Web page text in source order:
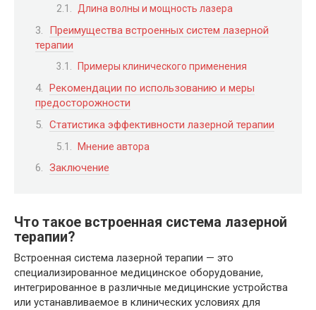
Длина волны и мощность лазера
Преимущества встроенных систем лазерной
терапии
Примеры клинического применения
Рекомендации по использованию и меры
предосторожности
Статистика эффективности лазерной терапии
Мнение автора
Заключение
Что такое встроенная система лазерной
терапии?
Встроенная система лазерной терапии — это
специализированное медицинское оборудование,
интегрированное в различные медицинские устройства
или устанавливаемое в клинических условиях для